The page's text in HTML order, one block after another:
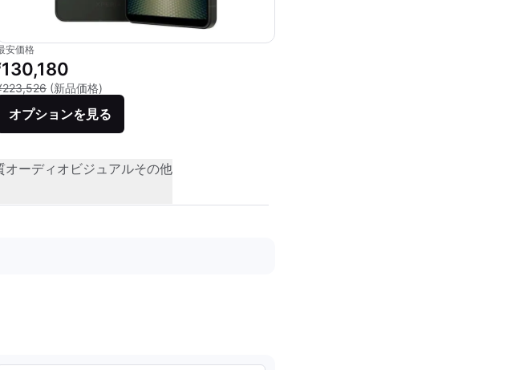
安価格
ファービッシュ品の価格：
130,180
(新品価格)
オプションを見る
オーディオビジュアルその他